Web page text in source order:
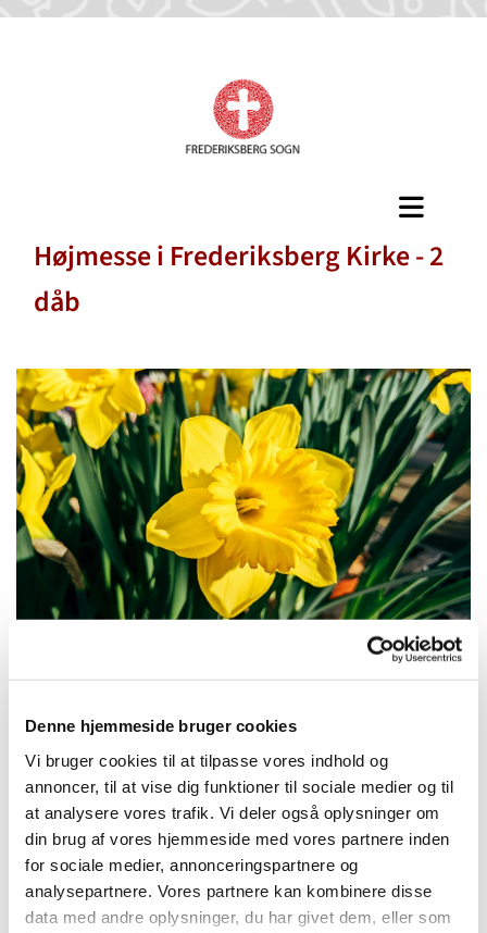
Denne hjemmeside bruger cookies
Vi bruger cookies til at tilpasse vores indhold og
annoncer, til at vise dig funktioner til sociale medier og til
at analysere vores trafik. Vi deler også oplysninger om
din brug af vores hjemmeside med vores partnere inden
for sociale medier, annonceringspartnere og
analysepartnere. Vores partnere kan kombinere disse
data med andre oplysninger, du har givet dem, eller som
Højmesse i Frederiksberg Kirke - 2
dåb
Mandag 21. april 2025, kl. 10:30
Frederiksberg Kirke, Frederiksberg Allé
71, 1820 Frederiksberg C
Pia Nordin Christensen